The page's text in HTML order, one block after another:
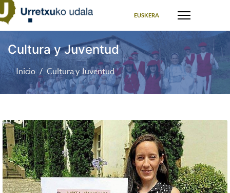
EUSKERA
Cultura y Juventud
Inicio Cultura y Juventud